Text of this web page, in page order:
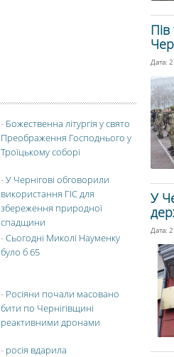
Дата:
У
Дата:
- Божественна літургія у свято
Преображення Господнього у
Троїцькому соборі
-У Чернігові обговорили
використання ГІС для
збереження природної
спадщини
-Сьогодні Миколі Науменку
було б 65
- Росіяни почали масовано
бити по Чернігівщині
реактивними дронами
- росія вдарила